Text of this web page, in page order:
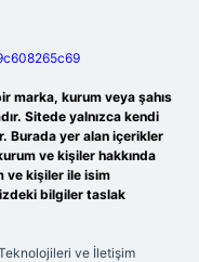
marka, kurum veya şahıs
Sitede yalnızca kendi
Burada yer alan içerikler
ve kişiler hakkında
ve kişiler ile isim
bilgiler taslak
ve İletişim